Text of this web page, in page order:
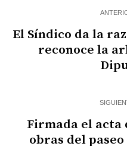
El Síndico da la
reconoce la
Firmada el acta
obras del